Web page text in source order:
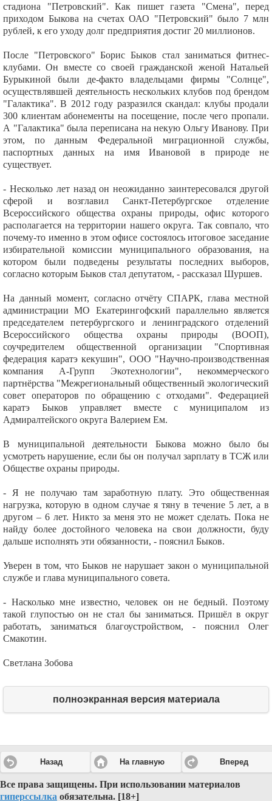
стадиона "Петровский". Как пишет газета "Смена", перед
приходом Быкова на счетах ОАО "Петровский" было 7 млн
рублей, к его уходу долг предприятия достиг 20 миллионов.
После "Петровского" Борис Быков стал заниматься фитнес-
клубами. Он вместе со своей гражданской женой Натальей
Бурыкиной были де-факто владельцами фирмы "Солнце",
осуществлявшей деятельность нескольких клубов под брендом
"Галактика". В 2012 году разразился скандал: клубы продали
300 клиентам абонементы на посещение, после чего пропали.
А "Галактика" была переписана на некую Ольгу Иванову. При
этом, по данным Федеральной миграционной службы,
паспортных данных на имя Ивановой в природе не
существует.
- Несколько лет назад он неожиданно заинтересовался другой
сферой и возглавил Санкт-Петербургское отделение
Всероссийского общества охраны природы, офис которого
располагается на территории нашего округа. Так совпало, что
почему-то именно в этом офисе состоялось итоговое заседание
избирательной комиссии муниципального образования, на
котором были подведены результаты последних выборов,
согласно которым Быков стал депутатом, - рассказал Шуршев.
На данный момент, согласно отчёту СПАРК, глава местной
администрации МО Екатерингофский параллельно является
председателем петербургского и ленинградского отделений
Всероссийского общества охраны природы (ВООП),
соучредителем общественной организации "Спортивная
федерация каратэ кекушин", ООО "Научно-производственная
компания А-Групп Экотехнологии", некоммерческого
партнёрства "Межрегиональный общественный экологический
совет операторов по обращению с отходами". Федерацией
каратэ Быков управляет вместе с муниципалом из
Адмиралтейского округа Валерием Ем.
В муниципальной деятельности Быкова можно было бы
усмотреть нарушение, если бы он получал зарплату в ТСЖ или
Обществе охраны природы.
- Я не получаю там заработную плату. Это общественная
нагрузка, которую в одном случае я тяну в течение 5 лет, а в
другом – 6 лет. Никто за меня это не может сделать. Пока не
найду более достойного человека на свои должности, буду
дальше исполнять эти обязанности, - пояснил Быков.
Уверен в том, что Быков не нарушает закон о муниципальной
службе и глава муниципального совета.
- Насколько мне известно, человек он не бедный. Поэтому
такой глупостью он не стал бы заниматься. Пришёл в округ
работать, заниматься благоустройством, - пояснил Олег
Смакотин.
Светлана Зобова
полноэкранная версия материала
Назад На главную Вперед
Все права защищены. При использовании материалов
гиперссылка обязательна. [18+]